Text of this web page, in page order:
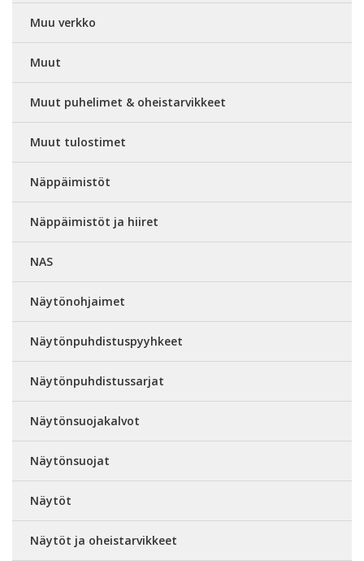
Muu verkko
Muut
Muut puhelimet & oheistarvikkeet
Muut tulostimet
Näppäimistöt
Näppäimistöt ja hiiret
NAS
Näytönohjaimet
Näytönpuhdistuspyyhkeet
Näytönpuhdistussarjat
Näytönsuojakalvot
Näytönsuojat
Näytöt
Näytöt ja oheistarvikkeet